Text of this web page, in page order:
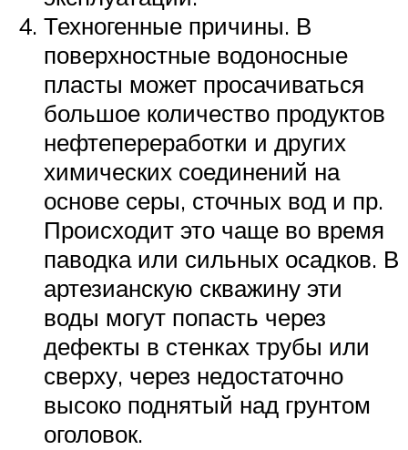
Техногенные причины. В
поверхностные водоносные
пласты может просачиваться
большое количество продуктов
нефтепереработки и других
химических соединений на
основе серы, сточных вод и пр.
Происходит это чаще во время
паводка или сильных осадков. В
артезианскую скважину эти
воды могут попасть через
дефекты в стенках трубы или
сверху, через недостаточно
высоко поднятый над грунтом
оголовок.